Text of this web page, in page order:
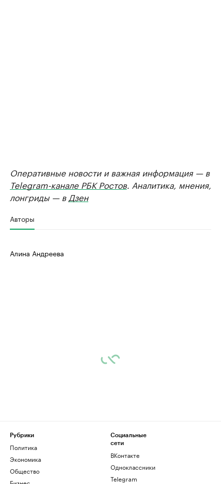
Оперативные новости и важная информация — в
Telegram-канале РБК Ростов. Аналитика, мнения,
лонгриды — в Дзен
Авторы
Алина Андреева
Рубрики
Политика
Экономика
Общество
Социальные
сети
ВКонтакте
Одноклассники
Telegram